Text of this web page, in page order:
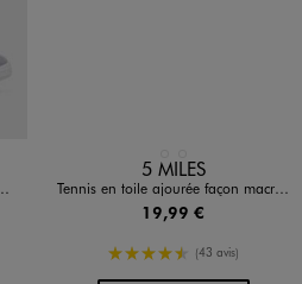
Disponible en 2 coloris
5 MILES
Tennis en toile ajourée façon macramé femme - Follow Me
19,99 €
4.5/5 de moyenne
(43 avis)